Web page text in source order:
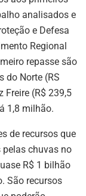
analisados e
e Defesa
Regional
repasse são
do Norte (RS
Freire (R$ 239,5
1,8 milhão.
de recursos que
chuvas no
R$ 1 bilhão
São recursos